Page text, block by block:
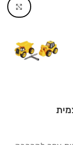
Click to